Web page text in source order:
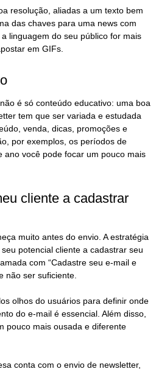
resolução, aliadas a um texto bem
das chaves para uma news com
linguagem do seu público for mais
em GIFs.
é só conteúdo educativo: uma boa
tem que ser variada e estudada
venda, dicas, promoções e
por exemplos, os períodos de
ano você pode focar um pouco mais
cliente a cadastrar
muito antes do envio. A estratégia
potencial cliente a cadastrar seu
com “Cadastre seu e-mail e
não ser suficiente.
olhos do usuários para definir onde
do e-mail é essencial. Além disso,
pouco mais ousada e diferente
conta com o envio de newsletter,